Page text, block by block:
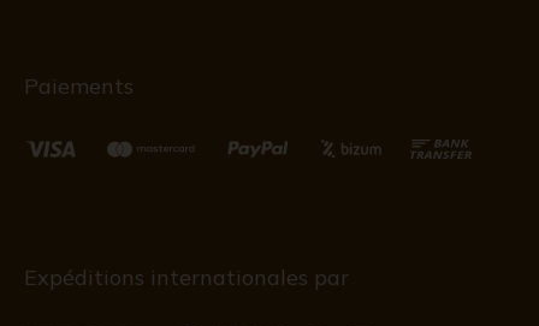
Paiements
Expéditions internationales par